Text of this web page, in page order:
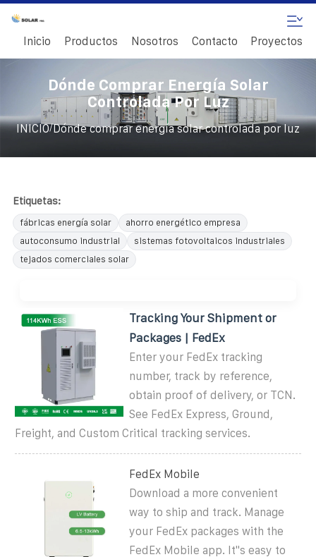
Inicio Productos Nosotros Contacto Proyectos
Dónde Comprar Energía Solar
Controlada Por Luz
INICIO/Dónde comprar energía solar controlada por luz
Etiquetas:
fábricas energía solar
ahorro energético empresa
autoconsumo industrial
sistemas fotovoltaicos industriales
tejados comerciales solar
Tracking Your Shipment or
Packages | FedEx
Enter your FedEx tracking
number, track by reference,
obtain proof of delivery, or TCN.
See FedEx Express, Ground,
Freight, and Custom Critical tracking services.
FedEx Mobile
Download a more convenient
way to ship and track. Manage
your FedEx packages with the
FedEx Mobile app. It''s easy to